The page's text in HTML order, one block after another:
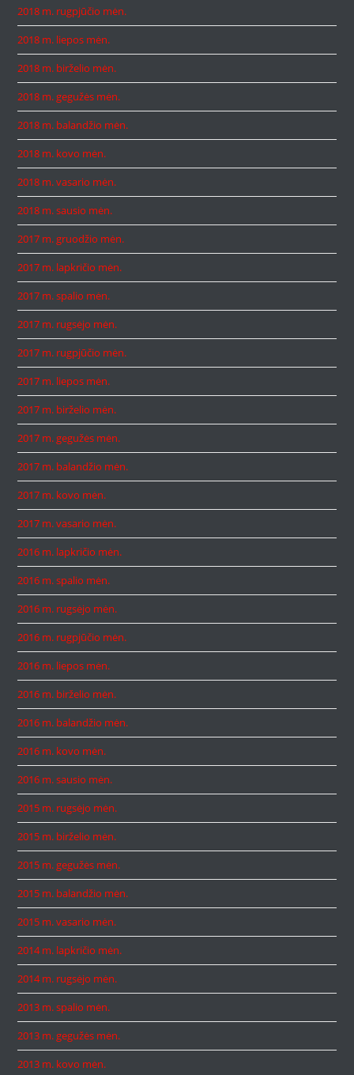
2018 m. rugpjūčio mėn.
2018 m. liepos mėn.
2018 m. birželio mėn.
2018 m. gegužės mėn.
2018 m. balandžio mėn.
2018 m. kovo mėn.
2018 m. vasario mėn.
2018 m. sausio mėn.
2017 m. gruodžio mėn.
2017 m. lapkričio mėn.
2017 m. spalio mėn.
2017 m. rugsėjo mėn.
2017 m. rugpjūčio mėn.
2017 m. liepos mėn.
2017 m. birželio mėn.
2017 m. gegužės mėn.
2017 m. balandžio mėn.
2017 m. kovo mėn.
2017 m. vasario mėn.
2016 m. lapkričio mėn.
2016 m. spalio mėn.
2016 m. rugsėjo mėn.
2016 m. rugpjūčio mėn.
2016 m. liepos mėn.
2016 m. birželio mėn.
2016 m. balandžio mėn.
2016 m. kovo mėn.
2016 m. sausio mėn.
2015 m. rugsėjo mėn.
2015 m. birželio mėn.
2015 m. gegužės mėn.
2015 m. balandžio mėn.
2015 m. vasario mėn.
2014 m. lapkričio mėn.
2014 m. rugsėjo mėn.
2013 m. spalio mėn.
2013 m. gegužės mėn.
2013 m. kovo mėn.